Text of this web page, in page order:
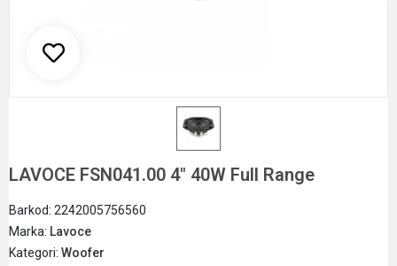
LAVOCE FSN041.00 4" 40W Full Range
Barkod: 2242005756560
Marka: Lavoce
Kategori: Woofer